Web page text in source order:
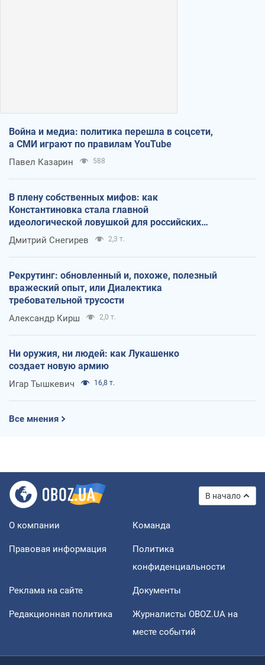
Война и медиа: политика перешла в соцсети,
а СМИ играют по правилам YouTube
Павел Казарин 588
В плену собственных мифов: как
Константиновка стала главной
идеологической ловушкой для российских
оккупантов
Дмитрий Снегирев 2,3 т.
Рекрутинг: обновленный и, похоже, полезный
вражеский опыт, или Диалектика
требовательной трусости
Александр Кирш 2,0 т.
Ни оружия, ни людей: как Лукашенко
создает новую армию
Игар Тышкевич 16,8 т.
Все мнения
В начало
О компании Команда
Правовая информация
Политика
конфиденциальности
Реклама на сайте Документы
Редакционная политика
Журналисты OBOZ.UA на
месте событий